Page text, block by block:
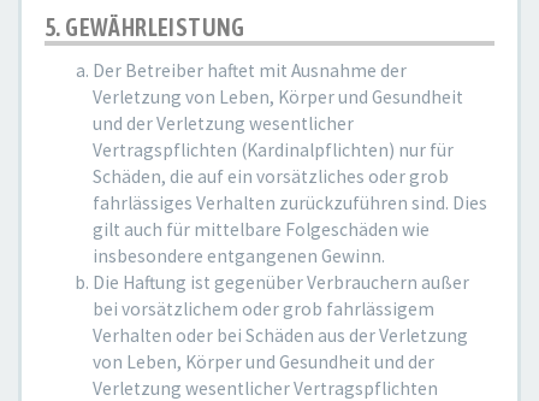
5. GEWÄHRLEISTUNG
Der Betreiber haftet mit Ausnahme der
Verletzung von Leben, Körper und Gesundheit
und der Verletzung wesentlicher
Vertragspflichten (Kardinalpflichten) nur für
Schäden, die auf ein vorsätzliches oder grob
fahrlässiges Verhalten zurückzuführen sind. Dies
gilt auch für mittelbare Folgeschäden wie
insbesondere entgangenen Gewinn.
Die Haftung ist gegenüber Verbrauchern außer
bei vorsätzlichem oder grob fahrlässigem
Verhalten oder bei Schäden aus der Verletzung
von Leben, Körper und Gesundheit und der
Verletzung wesentlicher Vertragspflichten